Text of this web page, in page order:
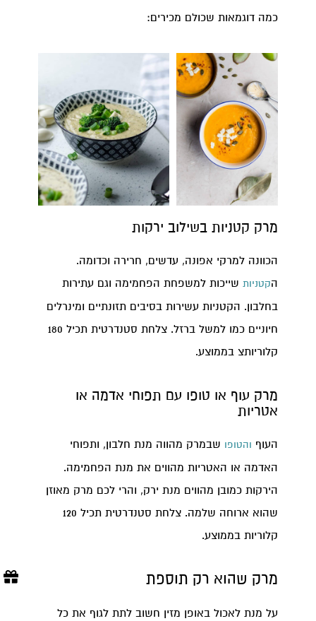
כמה דוגמאות שכולם מכירים:
מרק קטניות בשילוב ירקות
הכוונה למרקי אפונה, עדשים, חרירה וכדומה.
הקטניות שייכות למשפחת הפחמימה וגם עתירות
בחלבון. הקטניות עשירות בסיבים תזונתיים ומינרלים
חיוניים כמו למשל ברזל. צלחת סטנדרטית תכיל 180
קלוריותצ בממוצע.
מרק עוף או טופו עם תפוחי אדמה או
אטריות
העוף והטופו שבמרק מהווה מנת חלבון, ותפוחי
האדמה או האטריות מהווים את מנת הפחמימה.
הירקות כמובן מהווים מנת ירק, והרי לכם מרק מאוזן
שהוא ארוחה שלמה. צלחת סטנדרטית תכיל 120
קלוריות בממוצע.
מרק שהוא רק תוספת
על מנת לאכול באופן מזין חשוב לתת לגוף את כל